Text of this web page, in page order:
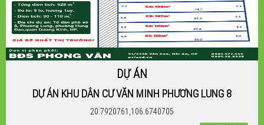
DỰ ÁN
DỰ ÁN KHU DÂN CƯ VĂN MINH PHƯƠNG LUNG 8
20.7920761,106.6740705